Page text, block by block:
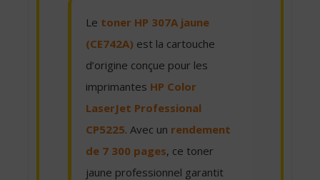
Le toner HP 307A jaune
(CE742A) est la cartouche
d’origine conçue pour les
imprimantes HP Color
LaserJet Professional
CP5225. Avec un rendement
de 7 300 pages, ce toner
jaune professionnel garantit